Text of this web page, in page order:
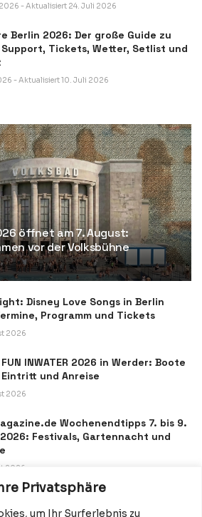
Privatsphäre
um Ihr Surferlebnis zu
- Aktualisiert 24. Juli 2026
Berlin 2026: Der große Guide zu
Support, Tickets, Wetter, Setlist und
- Aktualisiert 10. Juli 2026
öffnet am 7. August:
vor der Volksbühne
Disney Love Songs in Berlin
Programm und Tickets
2026
FUN INWATER 2026 in Werder: Boote
und Anreise
2026
Wochenendtipps 7. bis 9.
Festivals, Gartennacht und
2026